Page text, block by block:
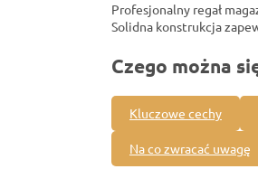
Profesjonalny regał
Solidna konstrukcja
Czego można
Kluczowe cechy
Na co zwracać uwagę